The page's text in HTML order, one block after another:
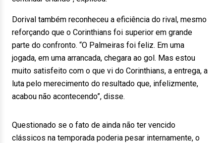
Dorival também reconheceu a eficiência do rival, mesmo
reforçando que o Corinthians foi superior em grande
parte do confronto. “O Palmeiras foi feliz. Em uma
jogada, em uma arrancada, chegara ao gol. Mas estou
muito satisfeito com o que vi do Corinthians, a entrega, a
luta pelo merecimento do resultado que, infelizmente,
acabou não acontecendo”, disse.
Questionado se o fato de ainda não ter vencido
clássicos na temporada poderia pesar internamente, o